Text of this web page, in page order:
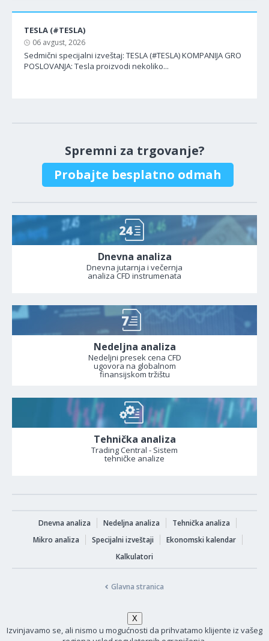
TESLA (#TESLA)
06 avgust, 2026
Sedmični specijalni izveštaj: TESLA (#TESLA) KOMPANIJA GRO
POSLOVANJA: Tesla proizvodi nekoliko...
Spremni za trgovanje?
Probajte besplatno odmah
Dnevna analiza
Dnevna jutarnja i večernja
analiza CFD instrumenata
Nedeljna analiza
Nedeljni presek cena CFD
ugovora na globalnom
finansijskom tržištu
Tehnička analiza
Trading Central - Sistem
tehničke analize
Dnevna analiza Nedeljna analiza
Tehnička analiza
Mikro analiza
Specijalni izveštaji
Ekonomski kalendar
Kalkulatori
Glavna stranica
Izvinjavamo se, ali nismo u mogućnosti da prihvatamo klijente iz vašeg